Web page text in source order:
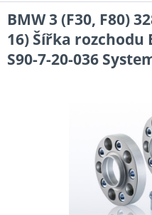
BMW 3 (F30, F80)
16) Šířka rozchodu
S90-7-20-036